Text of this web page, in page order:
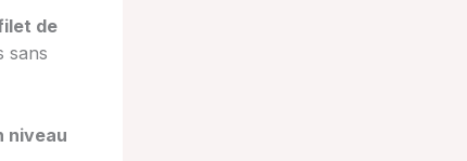
de
sans
niveau